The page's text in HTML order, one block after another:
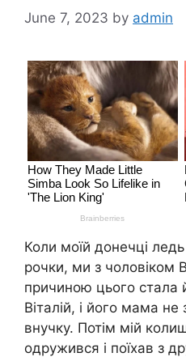
June 7, 2023 by admin
Коли моїй донечці
рочки, ми з чоловіком
причиною цього стала
Віталій, і його мама не
внучку. Потім мій
одружився і поїхав з